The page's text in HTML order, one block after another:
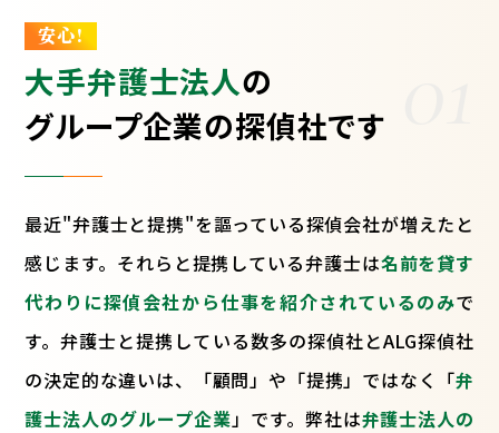
安心!
大手弁護士法人の
グループ企業の探偵社です
最近"弁護士と提携"を謳っている探偵会社が増えたと
感じます。それらと提携している弁護士は名前を貸す
代わりに探偵会社から仕事を紹介されているのみで
す。弁護士と提携している数多の探偵社とALG探偵社
の決定的な違いは、「顧問」や「提携」ではなく「弁
護士法人のグループ企業 」です。弊社は弁護士法人の